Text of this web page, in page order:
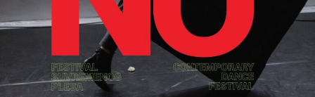
Poseban dio identiteta restorana i dalje ostaje bar
unutar prostora koji tijekom večeri postaje glavno
mjesto okupljanja za after dinner koktele, spontani
izlazak bez rezervacije ili večer provedenu uz glazbu i
pogled na zalazak sunca.